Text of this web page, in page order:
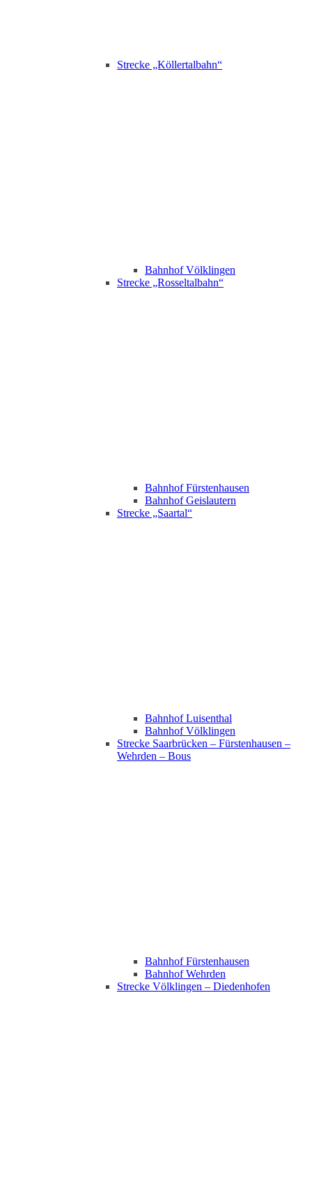
Strecke „Köllertalbahn“
Bahnhof Völklingen
Strecke „Rosseltalbahn“
Bahnhof Fürstenhausen
Bahnhof Geislautern
Strecke „Saartal“
Bahnhof Luisenthal
Bahnhof Völklingen
Strecke Saarbrücken – Fürstenhausen –
Wehrden – Bous
Bahnhof Fürstenhausen
Bahnhof Wehrden
Strecke Völklingen – Diedenhofen